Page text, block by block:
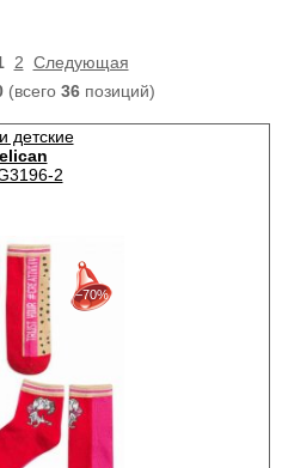
2 Следующая
(всего 36позиций)
детские
2
28-07-2026
04-08-2026
11-08-2026
−70%